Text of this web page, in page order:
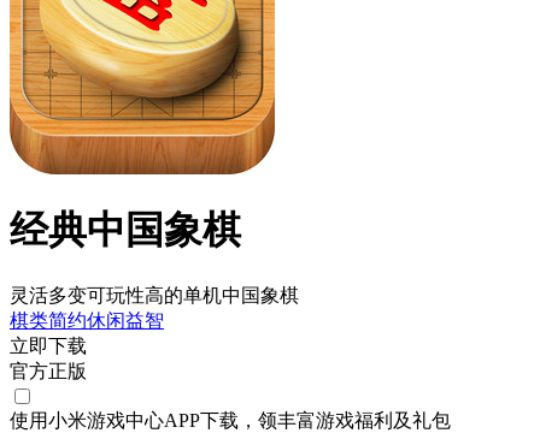
经典中国象棋
灵活多变可玩性高的单机中国象棋
棋类简约休闲益智
立即下载
官方正版
使用小米游戏中心APP下载 ，领丰富游戏福利 及礼包